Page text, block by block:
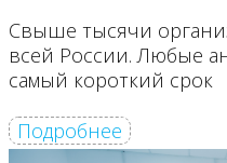
Свыше тысячи
всей России. Любые
самый короткий срок
Подробнее